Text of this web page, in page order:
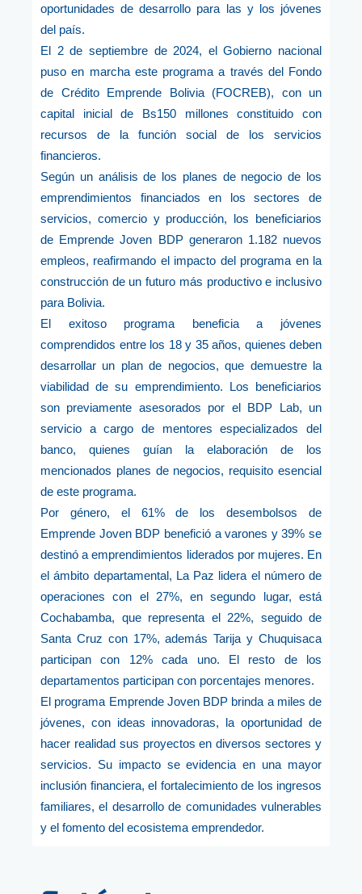
oportunidades de desarrollo para las y los jóvenes
del país.
El 2 de septiembre de 2024, el Gobierno nacional
puso en marcha este programa a través del Fondo
de Crédito Emprende Bolivia (FOCREB), con un
capital inicial de Bs150 millones constituido con
recursos de la función social de los servicios
financieros.
Según un análisis de los planes de negocio de los
emprendimientos financiados en los sectores de
servicios, comercio y producción, los beneficiarios
de Emprende Joven BDP generaron 1.182 nuevos
empleos, reafirmando el impacto del programa en la
construcción de un futuro más productivo e inclusivo
para Bolivia.
El exitoso programa beneficia a jóvenes
comprendidos entre los 18 y 35 años, quienes deben
desarrollar un plan de negocios, que demuestre la
viabilidad de su emprendimiento. Los beneficiarios
son previamente asesorados por el BDP Lab, un
servicio a cargo de mentores especializados del
banco, quienes guían la elaboración de los
mencionados planes de negocios, requisito esencial
de este programa.
Por género, el 61% de los desembolsos de
Emprende Joven BDP benefició a varones y 39% se
destinó a emprendimientos liderados por mujeres. En
el ámbito departamental, La Paz lidera el número de
operaciones con el 27%, en segundo lugar, está
Cochabamba, que representa el 22%, seguido de
Santa Cruz con 17%, además Tarija y Chuquisaca
participan con 12% cada uno. El resto de los
departamentos participan con porcentajes menores.
El programa Emprende Joven BDP brinda a miles de
jóvenes, con ideas innovadoras, la oportunidad de
hacer realidad sus proyectos en diversos sectores y
servicios. Su impacto se evidencia en una mayor
inclusión financiera, el fortalecimiento de los ingresos
familiares, el desarrollo de comunidades vulnerables
y el fomento del ecosistema emprendedor.